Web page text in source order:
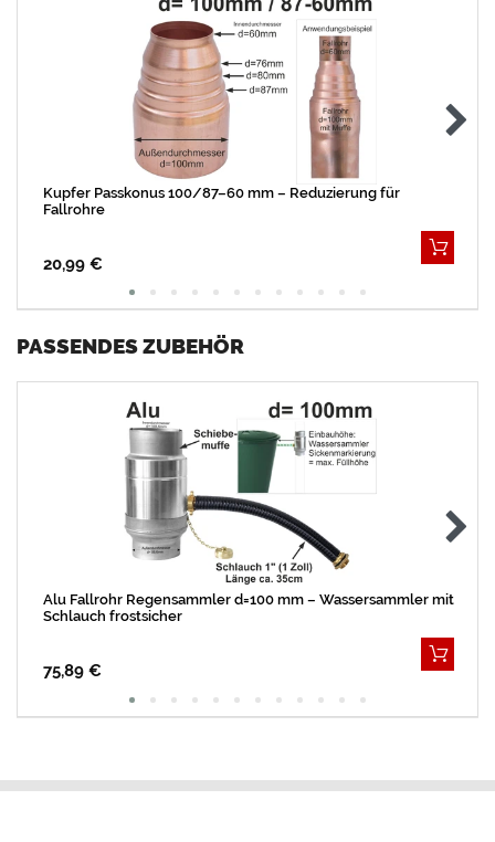
Kupfer Passkonus 100/87–60 mm – Reduzierung für
Fallrohre
20,99 €
PASSENDES ZUBEHÖR
Alu Fallrohr Regensammler d=100 mm – Wassersammler mit
Schlauch frostsicher
75,89 €